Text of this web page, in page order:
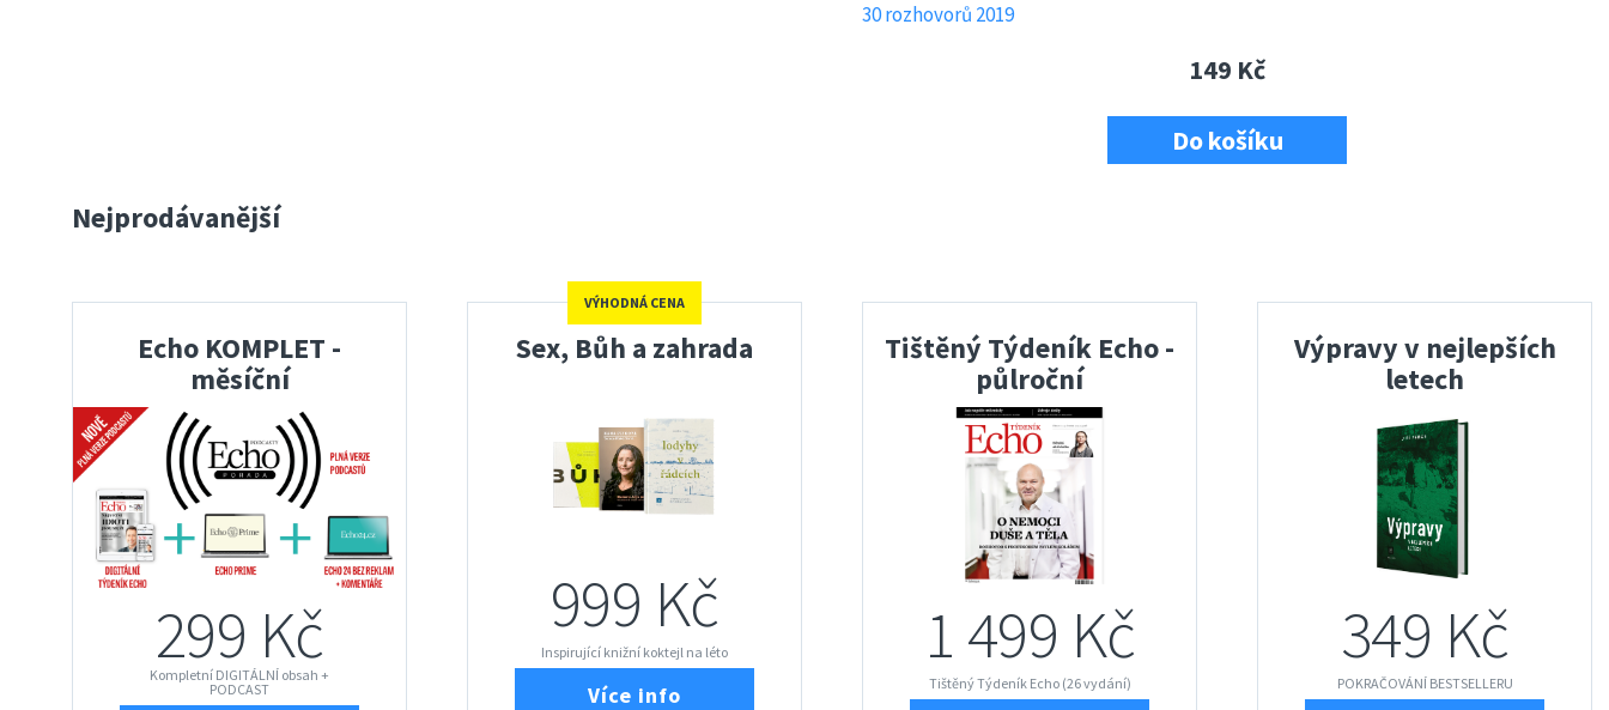
30 rozhovorů 2019
149 Kč
Do košíku
Nejprodávanější
Echo KOMPLET -
měsíční
299 Kč
Kompletní DIGITÁLNÍ obsah +
PODCAST
Sex, Bůh a zahrada
999 Kč
Inspirující knižní koktejl na léto
Více info
VÝHODNÁ CENA
Tištěný Týdeník Echo -
půlroční
1 499 Kč
Tištěný Týdeník Echo (26 vydání)
Výpravy v nejlepších
letech
349 Kč
POKRAČOVÁNÍ BESTSELLERU